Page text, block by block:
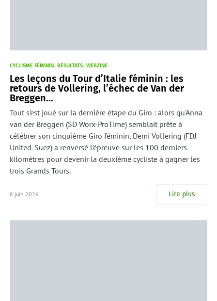
CYCLISME FÉMININ RÉSULTATS WEBZINE
Les leçons du Tour d’Italie féminin : les
retours de Vollering, l’échec de Van der
Breggen…
Tout s'est joué sur la dernière étape du Giro : alors qu'Anna
van der Breggen (SD Worx-ProTime) semblait prête à
célébrer son cinquième Giro féminin, Demi Vollering (FDJ
United-Suez) a renversé l'épreuve sur les 100 derniers
kilomètres pour devenir la deuxième cycliste à gagner les
trois Grands Tours.
8 juin 2026 Lire plus